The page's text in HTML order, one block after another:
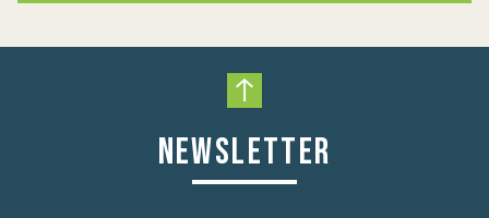
Nach oben scrollen
NEWSLETTER